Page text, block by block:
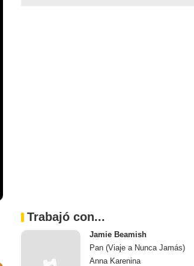
Trabajó con...
Jamie Beamish
Pan (Viaje a Nunca Jamás)
Anna Karenina